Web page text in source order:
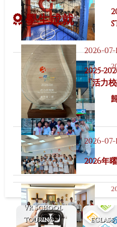
學生成就
2026-07-
2025-
「活力
2026-07-
2026年
VR School
Touring
eClass